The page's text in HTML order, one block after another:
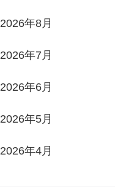
2026年8月
2026年7月
2026年6月
2026年5月
2026年4月